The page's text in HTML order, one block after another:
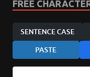
FREE
SENTENCE CASE
PASTE